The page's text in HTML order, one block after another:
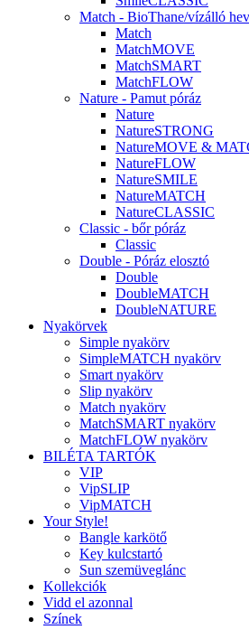
Match - BioThane/vízálló
Match
MatchMOVE
MatchSMART
MatchFLOW
Nature - Pamut póráz
Nature
NatureSTRONG
NatureMOVE &
NatureFLOW
NatureSMILE
NatureMATCH
NatureCLASSIC
Classic - bőr póráz
Classic
Double - Póráz elosztó
Double
DoubleMATCH
DoubleNATURE
Nyakörvek
Simple nyakörv
SimpleMATCH nyakörv
Smart nyakörv
Slip nyakörv
Match nyakörv
MatchSMART nyakörv
MatchFLOW nyakörv
BILÉTA TARTÓK
VIP
VipSLIP
VipMATCH
Your Style!
Bangle karkötő
Key kulcstartó
Sun szemüveglánc
Kollekciók
Vidd el azonnal
Színek